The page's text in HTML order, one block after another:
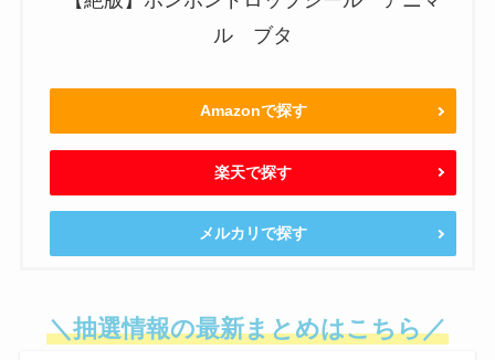
ル ブタ
Amazonで探す
楽天で探す
メルカリで探す
＼抽選情報の最新まとめはこちら／